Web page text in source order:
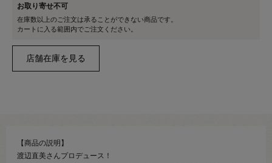
お取り寄せ不可
在庫数以上のご注文は承ることができない商品です。
カートに入る範囲内でご注文ください。
【商品の説明】
渡辺直美さんプロデュース！